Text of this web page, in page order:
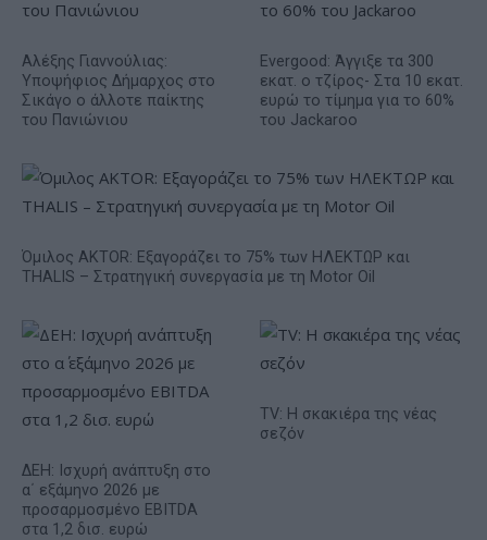
Αλέξης Γιαννούλιας:
Υποψήφιος Δήμαρχος στο
Σικάγο ο άλλοτε παίκτης
του Πανιώνιου
Evergood: Άγγιξε τα 300
εκατ. ο τζίρος- Στα 10 εκατ.
ευρώ το τίμημα για το 60%
του Jackaroo
Όμιλος AKTOR: Εξαγοράζει το 75% των ΗΛΕΚΤΩΡ και
THALIS – Στρατηγική συνεργασία με τη Motor Oil
ΔΕΗ: Ισχυρή ανάπτυξη στο
α΄ εξάμηνο 2026 με
προσαρμοσμένο EBITDA
στα 1,2 δισ. ευρώ
TV: Η σκακιέρα της νέας
σεζόν